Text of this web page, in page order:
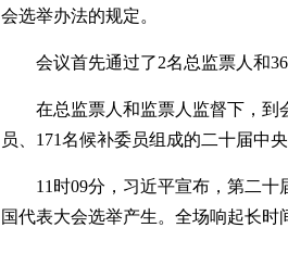
会选举办法的规定。
会议首先通过了2名总监票人和
在总监票人和监票人监督下，到
员、171名候补委员组成的二十届中
11时09分，习近平宣布，第二
国代表大会选举产生。全场响起长时